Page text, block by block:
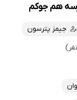
هم جوکم
جیمز پترسون